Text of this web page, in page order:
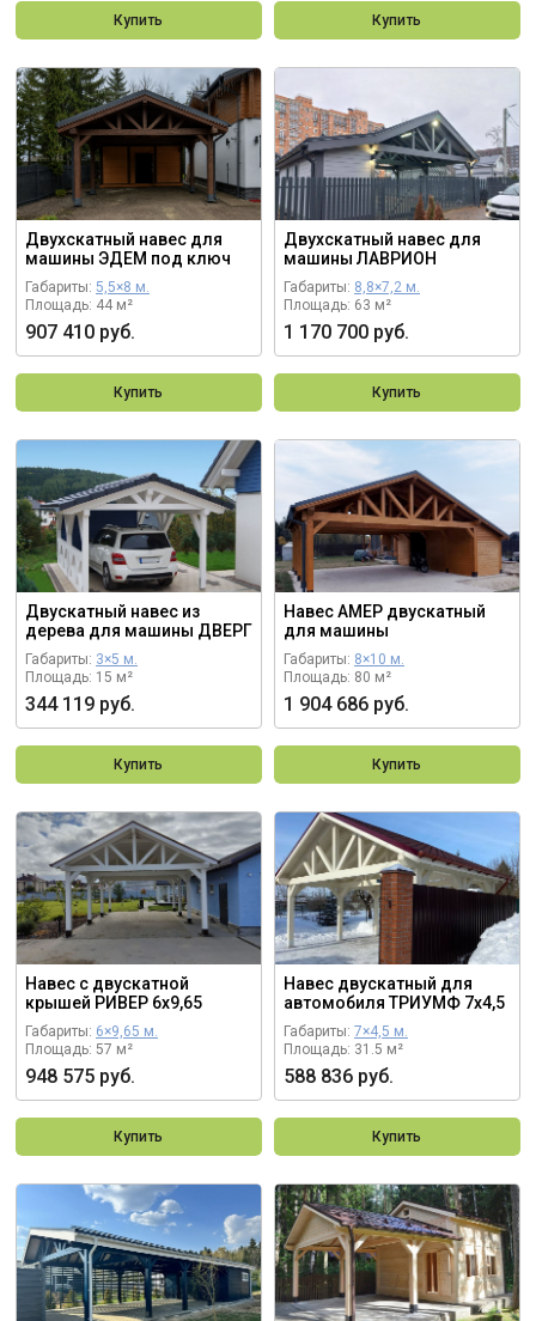
Купить Купить
Двухскатный навес для
машины ЭДЕМ под ключ
Габариты: 5,5×8 м.
Площадь: 44 м²
907 410 руб.
Купить
Двухскатный навес для
машины ЛАВРИОН
Габариты: 8,8×7,2 м.
Площадь: 63 м²
1 170 700 руб.
Купить
Двускатный навес из
дерева для машины ДВЕРГ
Габариты: 3×5 м.
Площадь: 15 м²
344 119 руб.
Купить
Навес АМЕР двускатный
для машины
Габариты: 8×10 м.
Площадь: 80 м²
1 904 686 руб.
Купить
Навес с двускатной
крышей РИВЕР 6х9,65
Габариты: 6×9,65 м.
Площадь: 57 м²
948 575 руб.
Купить
Навес двускатный для
автомобиля ТРИУМФ 7х4,5
Габариты: 7×4,5 м.
Площадь: 31.5 м²
588 836 руб.
Купить